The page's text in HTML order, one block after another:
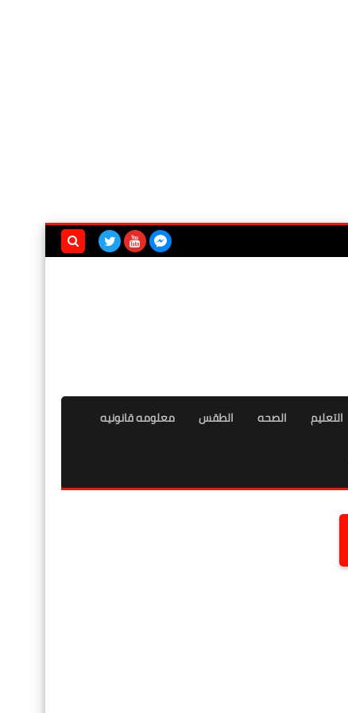
التعليم الصحه الطقس معلومه قانونيه